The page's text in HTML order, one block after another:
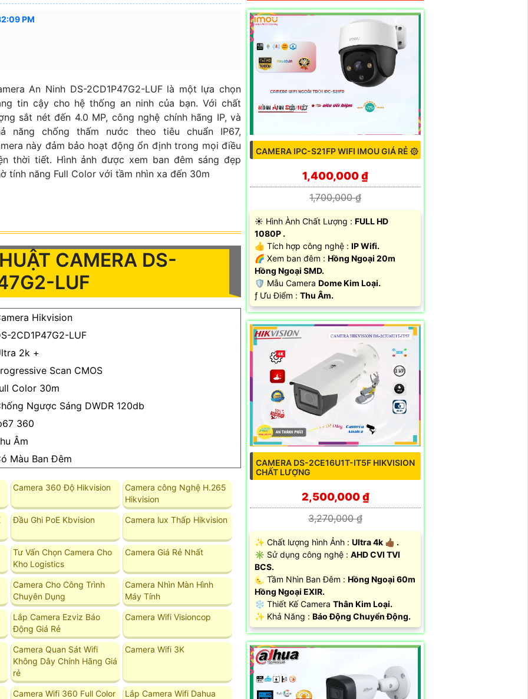
PM
An Ninh DS-2CD1P47G2-LUF là một lựa chọn
tin cậy cho hệ thống an ninh của bạn. Với chất
sắt nét đến 4.0 MP, công nghệ chính hãng IP, và
năng chống thấm nước theo tiêu chuẩn IP67,
này đảm bảo hoạt động ổn định trong mọi điều
thời tiết. Hình ảnh được xem ban đêm sáng đẹp
tính năng Full Color với tầm nhìn xa đến 30m
CAMERA DS-
LUF
Hikvision
2CD1P47G2-LUF
2k +
Scan CMOS
Color 30m
Ngược Sáng DWDR 120db
360
Âm
Màu Ban Đêm
Camera 360 Độ Hikvision
Camera công Nghệ H.265
Hikvision
Đầu Ghi PoE Kbvision Camera lux Thấp Hikvision
Tư Vấn Chọn Camera Cho
Kho Logistics
Camera Giá Rẻ Nhất
Camera Cho Công Trình
Chuyên Dụng
Camera Nhìn Màn Hình
Máy Tính
Lắp Camera Ezviz Báo
Động Giá Rẻ
Camera Wifi Visioncop
Camera Quan Sát Wifi
Không Dây Chính Hãng Giá
rẻ
Camera Wifi 3K
Camera Wifi 360 Full Color
Lắp Camera Wifi Dahua
CAMERA IPC-S21FP WIFI IMOU GIÁ RẺ ۞
1,400,000 ₫
1,700,000 ₫
☀️ Hình Ành Chất Lượng : FULL HD
1080P .
👍 Tích hợp công nghệ : IP Wifi.
🌈 Xem ban đêm : Hồng Ngoại 20m
Hồng Ngoại SMD.
🛡 Mẫu Camera Dome Kim Loại.
️ƒ Ưu Điểm : Thu Âm.
CAMERA DS-2CE16U1T-IT5F HIKVISION
CHẤT LƯỢNG
2,500,000 ₫
3,270,000 ₫
✨ Chất lượng hình Ảnh : Ultra 4k 👍🏾 .
✳️ Sử dụng công nghệ : AHD CVI TVI
BCS.
🌜 Tầm Nhìn Ban Đêm : Hồng Ngoại 60m
Hồng Ngoại EXIR.
❄ Thiết Kế Camera Thân Kim Loại.
️✨ Khả Năng : Báo Động Chuyển Động.